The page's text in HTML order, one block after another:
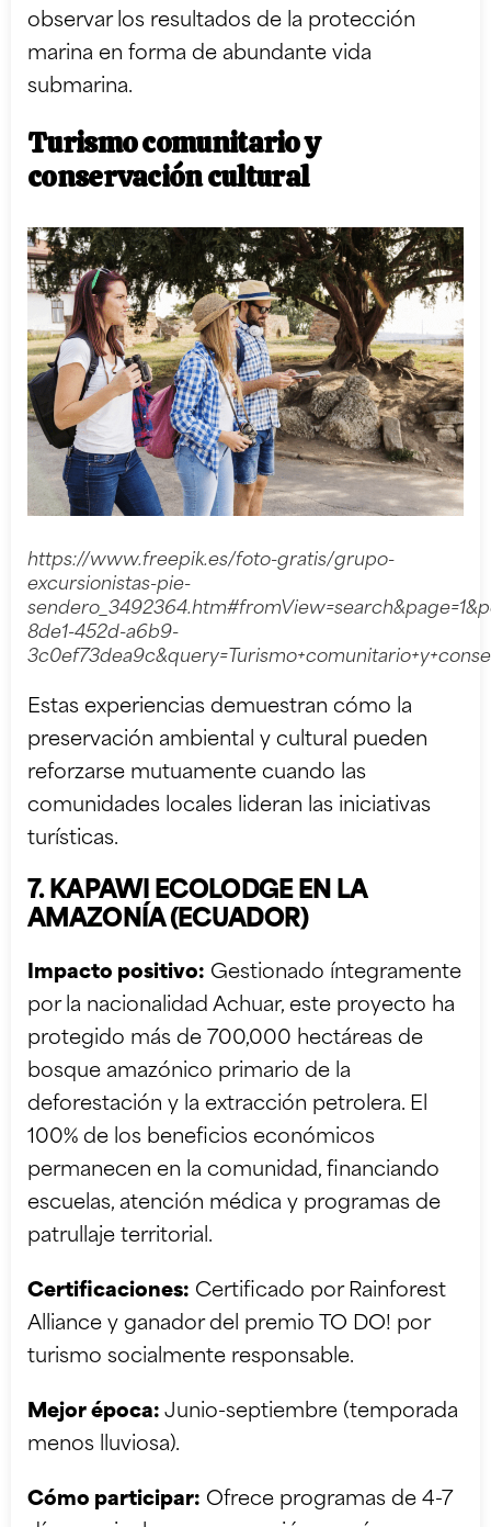
observar los resultados de la protección
marina en forma de abundante vida
submarina.
Turismo comunitario y
conservación cultural
https://www.freepik.es/foto-gratis/grupo-
excursionistas-pie-
8de1-452d-a6b9-
Estas experiencias demuestran cómo la
preservación ambiental y cultural pueden
reforzarse mutuamente cuando las
comunidades locales lideran las iniciativas
turísticas.
7. KAPAWI ECOLODGE EN LA
AMAZONÍA (ECUADOR)
Impacto positivo: Gestionado íntegramente
por la nacionalidad Achuar, este proyecto ha
protegido más de 700,000 hectáreas de
bosque amazónico primario de la
deforestación y la extracción petrolera. El
100% de los beneficios económicos
permanecen en la comunidad, financiando
escuelas, atención médica y programas de
patrullaje territorial.
Certificaciones: Certificado por Rainforest
Alliance y ganador del premio TO DO! por
turismo socialmente responsable.
Mejor época: Junio-septiembre (temporada
menos lluviosa).
Cómo participar: Ofrece programas de 4-7